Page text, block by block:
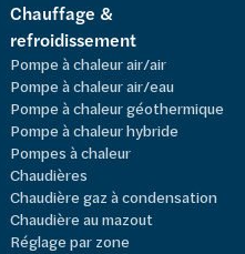
Chauffage &
refroidissement
Pompe à chaleur air/air
Pompe à chaleur air/eau
Pompe à chaleur géothermique
Pompe à chaleur hybride
Pompes à chaleur
Chaudières
Chaudière gaz à condensation
Chaudière au mazout
Réglage par zone